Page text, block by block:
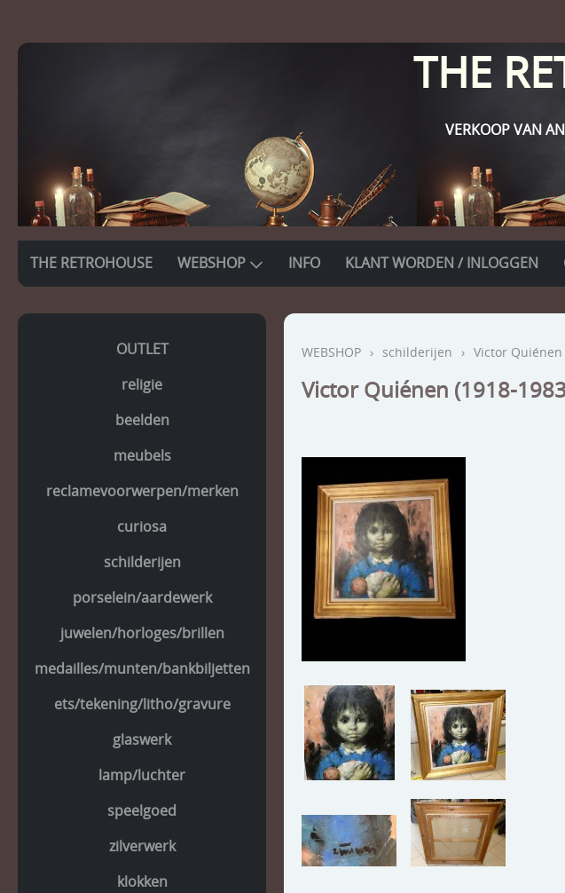
THE
VERKOOP VAN
THE RETROHOUSE WEBSHOP INFO KLANT WORDEN / INLOGGEN
OUTLET
religie
beelden
meubels
reclamevoorwerpen/merken
curiosa
schilderijen
porselein/aardewerk
juwelen/horloges/brillen
medailles/munten/bankbiljetten
ets/tekening/litho/gravure
glaswerk
lamp/luchter
speelgoed
zilverwerk
klokken
WEBSHOP › schilderijen › Victor
Victor Quiénen (1918-